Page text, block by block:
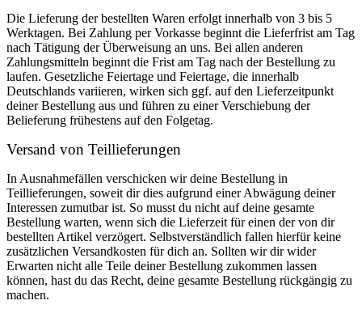
Die Lieferung der bestellten Waren erfolgt innerhalb von 3 bis 5
Werktagen. Bei Zahlung per Vorkasse beginnt die Lieferfrist am Tag
nach Tätigung der Überweisung an uns. Bei allen anderen
Zahlungsmitteln beginnt die Frist am Tag nach der Bestellung zu
laufen. Gesetzliche Feiertage und Feiertage, die innerhalb
Deutschlands variieren, wirken sich ggf. auf den Lieferzeitpunkt
deiner Bestellung aus und führen zu einer Verschiebung der
Belieferung frühestens auf den Folgetag.
Versand von Teillieferungen
In Ausnahmefällen verschicken wir deine Bestellung in
Teillieferungen, soweit dir dies aufgrund einer Abwägung deiner
Interessen zumutbar ist. So musst du nicht auf deine gesamte
Bestellung warten, wenn sich die Lieferzeit für einen der von dir
bestellten Artikel verzögert. Selbstverständlich fallen hierfür keine
zusätzlichen Versandkosten für dich an. Sollten wir dir wider
Erwarten nicht alle Teile deiner Bestellung zukommen lassen
können, hast du das Recht, deine gesamte Bestellung rückgängig zu
machen.